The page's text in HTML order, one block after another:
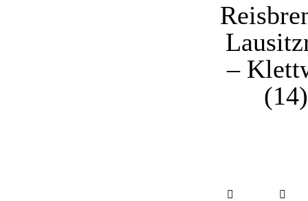
–
(14)